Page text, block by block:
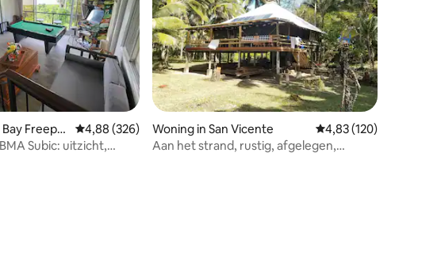
op 5, 238 recensies
Freepor
Gemiddelde beoordeling van 4,88 op 5, 326 recensies
4,88 (326)
Subic: uitzicht,
Woning in San Vicente Gemiddelde
4,83 (120)
Aan het strand, rustig, afgelegen,